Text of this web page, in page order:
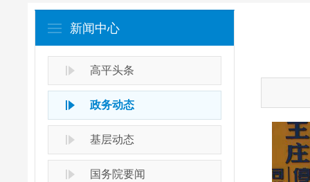
新闻中心
高平头条
政务动态
基层动态
国务院要闻